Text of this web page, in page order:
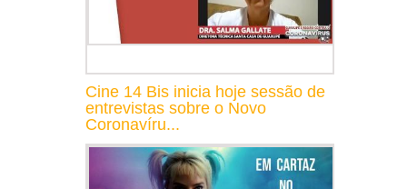
Cine 14 Bis inicia hoje sessão de
entrevistas sobre o Novo
Coronavíru...